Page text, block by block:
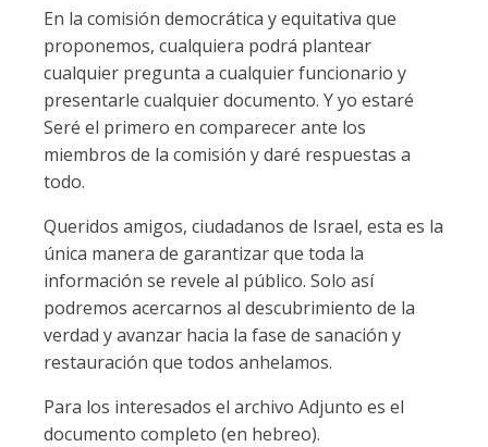
En la comisión democrática y equitativa que
proponemos, cualquiera podrá plantear
cualquier pregunta a cualquier funcionario y
presentarle cualquier documento. Y yo estaré
Seré el primero en comparecer ante los
miembros de la comisión y daré respuestas a
todo.
Queridos amigos, ciudadanos de Israel, esta es la
única manera de garantizar que toda la
información se revele al público. Solo así
podremos acercarnos al descubrimiento de la
verdad y avanzar hacia la fase de sanación y
restauración que todos anhelamos.
Para los interesados el archivo Adjunto es el
documento completo (en hebreo).